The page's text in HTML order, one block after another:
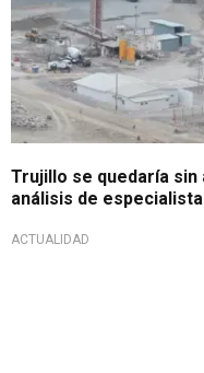
Trujillo se quedaría sin
análisis de especialista
ACTUALIDAD